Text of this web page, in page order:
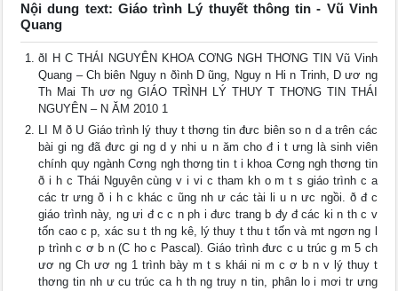
Nội dung text: Giáo trình Lý thuyết thông tin - Vũ Vinh
Quang
ðI H C THÁI NGUYÊN KHOA CƠNG NGH THƠNG TIN Vũ Vinh
Quang – Ch biên Nguy n ðình D ũng, Nguy n Hi n Trinh, D ươ ng
Th Mai Th ươ ng GIÁO TRÌNH LÝ THUY T THƠNG TIN THÁI
NGUYÊN – N ĂM 2010 1
LI M ð U Giáo trình lý thuy t thơng tin đưc biên so n d a trên các
bài gi ng đã đưc gi ng d y nhi u n ăm cho đ i t ưng là sinh viên
chính quy ngành Cơng ngh thơng tin t i khoa Cơng ngh thơng tin
ð i h c Thái Nguyên cùng v i vi c tham kh o m t s giáo trình c a
các tr ưng ð i h c khác c ũng nh ư các tài li u n ưc ngồi. ð đ c
giáo trình này, ng ưi đ c c n ph i đưc trang b đy đ các ki n th c v
tốn cao c p, xác su t th ng kê, lý thuy t thu t tốn và mt ngơn ng l
p trình c ơ b n (C ho c Pascal). Giáo trình đưc c u trúc g m 5 ch
ươ ng Ch ươ ng 1 trình bày m t s khái ni m c ơ b n v lý thuy t
thơng tin nh ư cu trúc ca h th ng truy n tin, phân lo i mơi tr ưng